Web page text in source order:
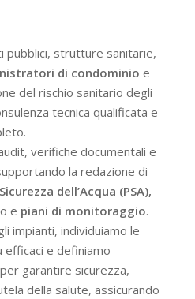
pubblici, strutture sanitarie,
di condominio e
del rischio sanitario degli
tecnica qualificata e
verifiche documentali e
la redazione di
dell’Acqua (PSA),
e piani di monitoraggio.
impianti, individuiamo le
efficaci e definiamo
garantire sicurezza,
della salute, assicurando